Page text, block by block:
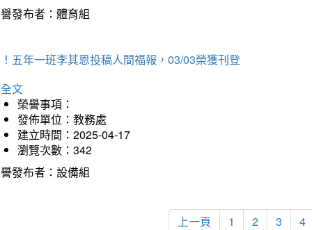
發布者：體育組
五年一班李其恩投稿人間福報，03/03榮獲刊登
文
榮譽事項：
發佈單位：教務處
建立時間：2025-04-17
瀏覽次數：342
發布者：設備組
上一頁 1 2 3 4